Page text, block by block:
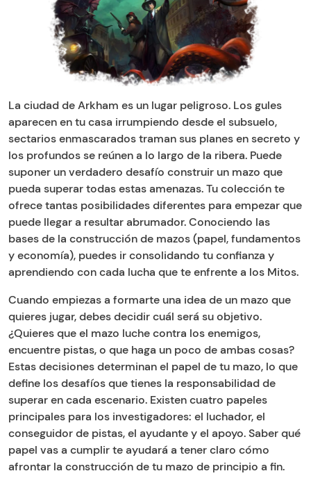
La ciudad de Arkham es un lugar peligroso. Los gules
aparecen en tu casa irrumpiendo desde el subsuelo,
sectarios enmascarados traman sus planes en secreto y
los profundos se reúnen a lo largo de la ribera. Puede
suponer un verdadero desafío construir un mazo que
pueda superar todas estas amenazas. Tu colección te
ofrece tantas posibilidades diferentes para empezar que
puede llegar a resultar abrumador. Conociendo las
bases de la construcción de mazos (papel, fundamentos
y economía), puedes ir consolidando tu confianza y
aprendiendo con cada lucha que te enfrente a los Mitos.
Cuando empiezas a formarte una idea de un mazo que
quieres jugar, debes decidir cuál será su objetivo.
¿Quieres que el mazo luche contra los enemigos,
encuentre pistas, o que haga un poco de ambas cosas?
Estas decisiones determinan el papel de tu mazo, lo que
define los desafíos que tienes la responsabilidad de
superar en cada escenario. Existen cuatro papeles
principales para los investigadores: el luchador, el
conseguidor de pistas, el ayudante y el apoyo. Saber qué
papel vas a cumplir te ayudará a tener claro cómo
afrontar la construcción de tu mazo de principio a fin.